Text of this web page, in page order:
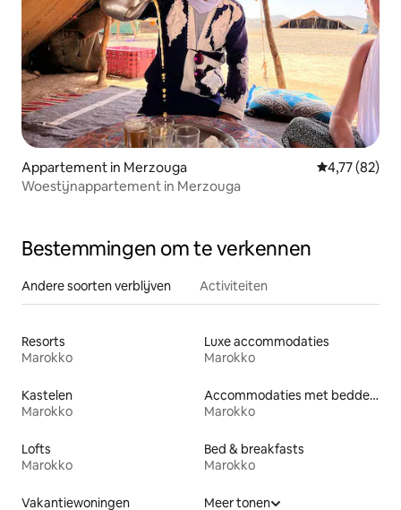
Appartement in Merzouga Gemiddelde
4,77 (82)
Woestijnappartement in Merzouga
Bestemmingen om te verkennen
Andere soorten verblijven Activiteiten
Resorts
Marokko
Luxe accommodaties
Marokko
Kastelen
Marokko
Accommodaties met bedden op toegankelijke hoogte
Marokko
Lofts
Marokko
Bed & breakfasts
Marokko
Vakantiewoningen
Meer tonen